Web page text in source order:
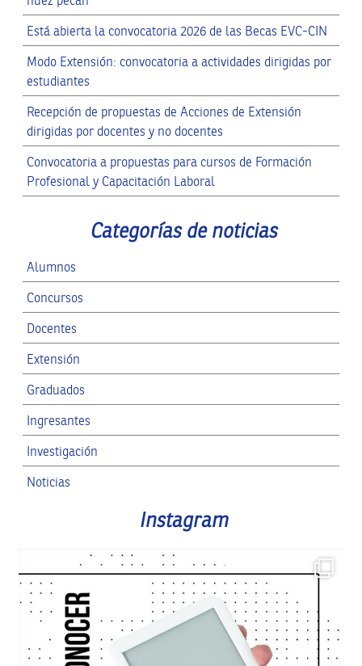
Está abierta la convocatoria 2026 de las Becas EVC-CIN
Modo Extensión: convocatoria a actividades dirigidas por
estudiantes
Recepción de propuestas de Acciones de Extensión
dirigidas por docentes y no docentes
Convocatoria a propuestas para cursos de Formación
Profesional y Capacitación Laboral
Categorías de noticias
Alumnos
Concursos
Docentes
Extensión
Graduados
Ingresantes
Investigación
Noticias
Instagram